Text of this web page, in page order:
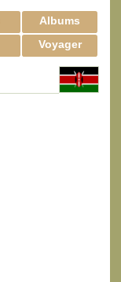
Albums
Voyager